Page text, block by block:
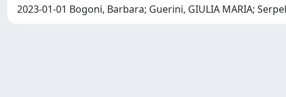
2023-01-01 Bogoni, Barbara; Guerini, GIULIA MARIA;